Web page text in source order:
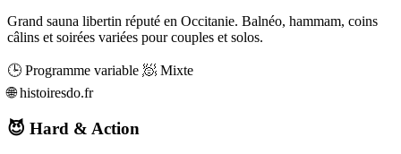
Grand sauna libertin réputé en Occitanie. Balnéo, hammam, coins
câlins et soirées variées pour couples et solos.
🕒 Programme variable 🧖 Mixte
🌐histoiresdo.fr
😈 Hard & Action